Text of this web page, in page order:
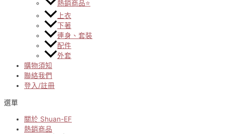
熱銷商品⭐
上衣
下著
連身、套裝
配件
外套
購物須知
聯絡我們
登入/註冊
選單
關於 Shuan-EF
熱銷商品